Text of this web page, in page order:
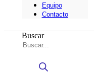
Equipo
Contacto
Buscar